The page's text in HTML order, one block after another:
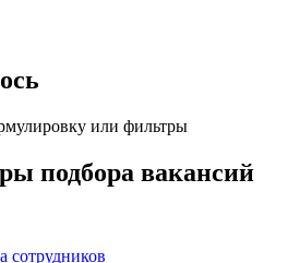
или фильтры
подбора вакансий
сотрудников